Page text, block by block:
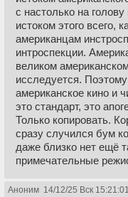
с настолько на
истоком этого всего,
американцам
интроспекции.
великом
исследуется.
американское кино и
это стандарт, это
Только копировать.
сразу случился бум
даже близко нет ещё
примечательные
Аноним 14/12/25 Вск 15:21:01